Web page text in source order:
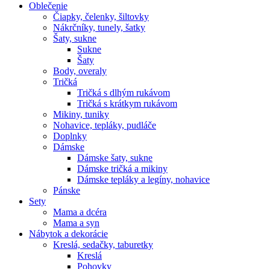
Oblečenie
Čiapky, čelenky, šiltovky
Nákrčníky, tunely, šatky
Šaty, sukne
Sukne
Šaty
Body, overaly
Tričká
Tričká s dlhým rukávom
Tričká s krátkym rukávom
Mikiny, tuniky
Nohavice, tepláky, pudláče
Doplnky
Dámske
Dámske šaty, sukne
Dámske tričká a mikiny
Dámske tepláky a legíny, nohavice
Pánske
Sety
Mama a dcéra
Mama a syn
Nábytok a dekorácie
Kreslá, sedačky, taburetky
Kreslá
Pohovky